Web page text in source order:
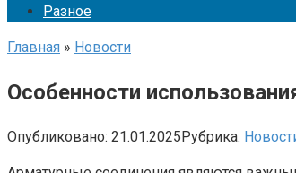
Разное
Главная » Новости
Особенности
Опубликовано: 21.01.2025Рубрика: